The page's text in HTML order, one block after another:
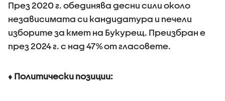
През 2020 г. обединява десни сили около
независимата си кандидатура и печели
изборите за кмет на Букурещ. Преизбран е
през 2024 г. с над 47% от гласовете.
♦ Политически позиции: